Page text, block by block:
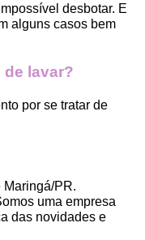
desbotar. E
alguns casos bem
lavar?
por se tratar de
Maringá/PR.
uma empresa
das novidades e